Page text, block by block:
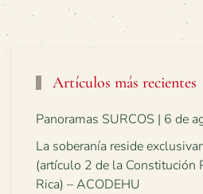
Artículos más recientes
Panoramas SURCOS | 6 de
La soberanía reside
(artículo 2 de la Constitución
Rica) – ACODEHU